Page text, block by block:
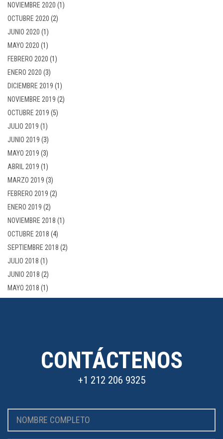
NOVIEMBRE 2020 (1)
OCTUBRE 2020 (2)
JUNIO 2020 (1)
MAYO 2020 (1)
FEBRERO 2020 (1)
ENERO 2020 (3)
DICIEMBRE 2019 (1)
NOVIEMBRE 2019 (2)
OCTUBRE 2019 (5)
JULIO 2019 (1)
JUNIO 2019 (3)
MAYO 2019 (3)
ABRIL 2019 (1)
MARZO 2019 (3)
FEBRERO 2019 (2)
ENERO 2019 (2)
NOVIEMBRE 2018 (1)
OCTUBRE 2018 (4)
SEPTIEMBRE 2018 (2)
JULIO 2018 (1)
JUNIO 2018 (2)
MAYO 2018 (1)
CONTÁCTENOS
+1 212 206 9325